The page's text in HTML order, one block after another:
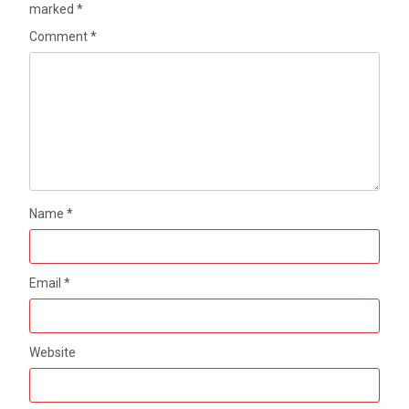
marked*
Comment*
Name*
Email*
Website